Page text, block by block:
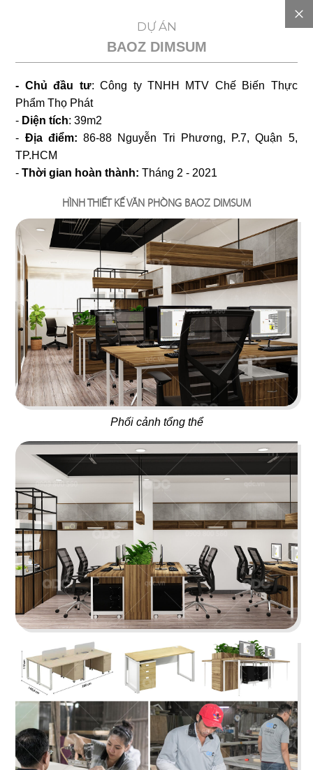
DỰ ÁN
BAOZ DIMSUM
- Chủ đầu tư: Công ty TNHH MTV Chế Biến Thực
Phẩm Thọ Phát
- Diện tích: 39m2
- Địa điểm: 86-88 Nguyễn Tri Phương, P.7, Quận 5,
TP.HCM
-Thời gian hoàn thành:Tháng 2 - 2021
HÌNH THIẾT KẾ VĂN PHÒNG BAOZ DIMSUM
Phối cảnh tổng thể
GIỚI
DỰ
TOÁN
CHI
PHÍ
DỰ
ÁN
NHÀ
HÀNG
DỰ
ÁN
VĂN
PHÒNG
DỰ
SHOWROOM
TIN
TỨC
01
BAOZ DIMSUM
Nhà hàng Hoa
02
VEE AYY FOOD
Nhà hàng - Cafe
03
PAT KAO THAI - MỸ THO
Nhà hàng Thái
04
SAKURA
OJIGI
Quán bar
06
PAT KAO THAI - BẾN TRE
Nhà hàng Thái